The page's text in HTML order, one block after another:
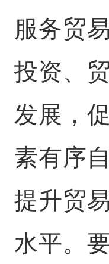
服务贸
投资、
发展，
素有序
提升贸
水平。